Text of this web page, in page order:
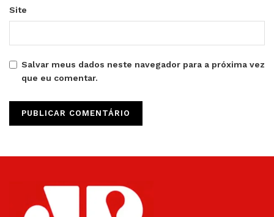
Site
Salvar meus dados neste navegador para a próxima vez
que eu comentar.